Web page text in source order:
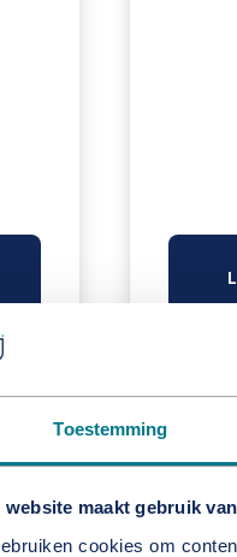
Toestemming
website maakt gebruik
cookies om